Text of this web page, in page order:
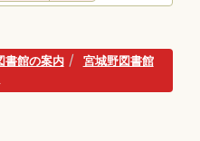
書館の案内
宮城野図書館